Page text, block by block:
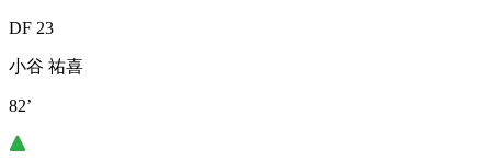
DF 23
小谷 祐喜
82’